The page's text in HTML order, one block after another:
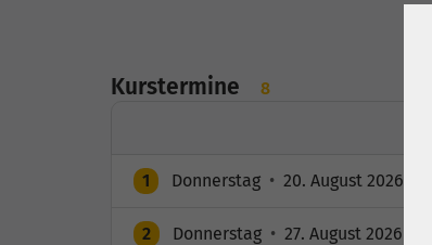
Kurstermine
8
1 Donnerstag • 20. August 2026
2 Donnerstag • 27. August 2026